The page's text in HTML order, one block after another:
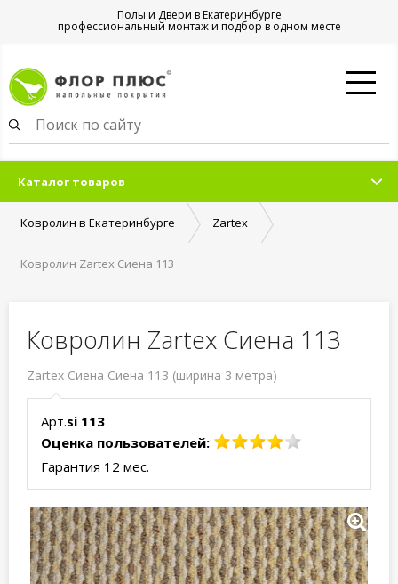
Полы и Двери в Екатеринбурге
профессиональный монтаж и подбор в одном месте
Каталог товаров
Ковролин в Екатеринбурге Zartex
Ковролин Zartex Сиена 113
Ковролин Zartex Сиена 113
Zartex Сиена Сиена 113 (ширина 3 метра)
Арт.si 113
Оценка пользователей:
Гарантия 12 мес.